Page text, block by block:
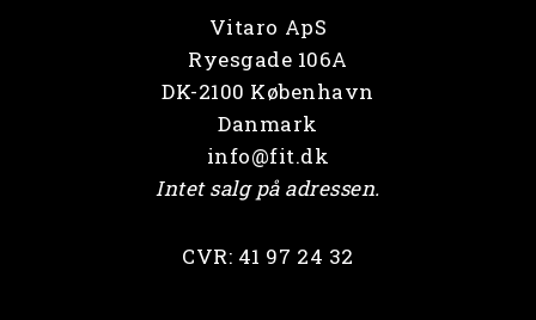
Vitaro ApS
Ryesgade 106A
DK-2100 København
Danmark
info@fit.dk
Intet salg på adressen.
CVR: 41 97 24 32